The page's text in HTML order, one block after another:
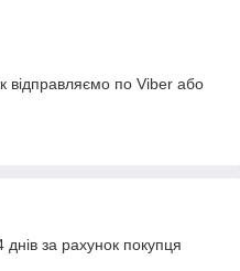
відправляємо по Viber або
за рахунок покупця